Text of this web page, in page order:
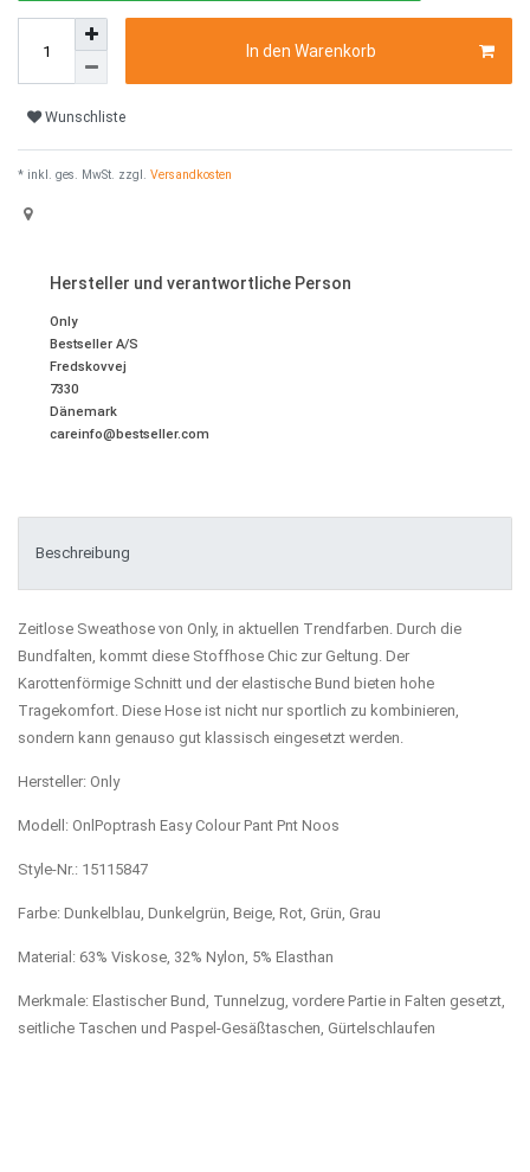
In den Warenkorb
Wunschliste
* inkl. ges. MwSt. zzgl. Versandkosten
Hersteller und verantwortliche Person
Only
Bestseller A/S
Fredskovvej
7330
Dänemark
careinfo@bestseller.com
Beschreibung
Zeitlose Sweathose von Only, in aktuellen Trendfarben. Durch die
Bundfalten, kommt diese Stoffhose Chic zur Geltung. Der
Karottenförmige Schnitt und der elastische Bund bieten hohe
Tragekomfort. Diese Hose ist nicht nur sportlich zu kombinieren,
sondern kann genauso gut klassisch eingesetzt werden.
Hersteller: Only
Modell: OnlPoptrash Easy Colour Pant Pnt Noos
Style-Nr.: 15115847
Farbe: Dunkelblau, Dunkelgrün, Beige, Rot, Grün, Grau
Material: 63% Viskose, 32% Nylon, 5% Elasthan
Merkmale: Elastischer Bund, Tunnelzug, vordere Partie in Falten gesetzt,
seitliche Taschen und Paspel-Gesäßtaschen, Gürtelschlaufen